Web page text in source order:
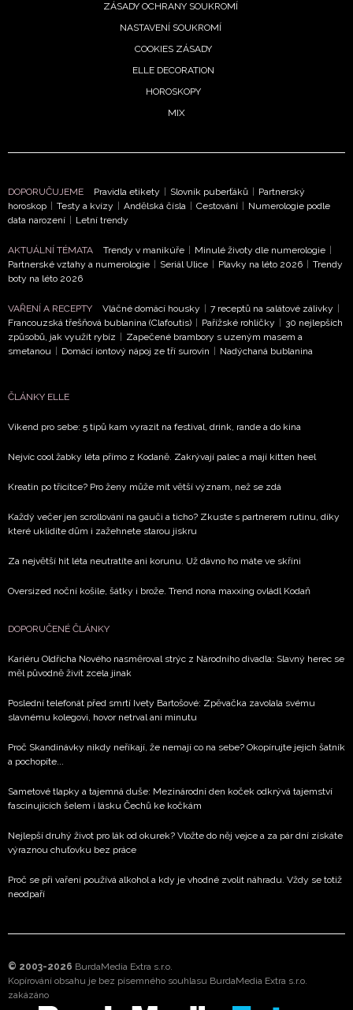
ZÁSADY OCHRANY SOUKROMÍ
NASTAVENÍ SOUKROMÍ
COOKIES ZÁSADY
ELLE DECORATION
HOROSKOPY
MIX
DOPORUČUJEME Pravidla etikety Slovník puberťáků
Partnerský
horoskop
Testy a kvízy Andělská čísla Cestování
Numerologie podle
data narození
Letní trendy
AKTUÁLNÍ TÉMATA Trendy v manikúře Minulé životy dle numerologie
Partnerské vztahy a numerologie
Seriál Ulice Plavky na léto 2026
Trendy
boty na léto 2026
VAŘENÍ A RECEPTY Vláčné domácí housky 7 receptů na salátové zálivky
Francouzská třešňová bublanina (Clafoutis)
Pařížské rohlíčky
30 nejlepších
způsobů, jak využít rybíz
Zapečené brambory s uzeným masem a
smetanou
Domácí iontový nápoj ze tří surovin Nadýchaná bublanina
ČLÁNKY ELLE
Víkend pro sebe: 5 tipů kam vyrazit na festival, drink, rande a do kina
Nejvíc cool žabky léta přímo z Kodaně. Zakrývají palec a mají kitten heel
Kreatin po třicítce? Pro ženy může mít větší význam, než se zdá
Každý večer jen scrollování na gauči a ticho? Zkuste s partnerem rutinu, díky
které uklidíte dům i zažehnete starou jiskru
Za největší hit léta neutratíte ani korunu. Už dávno ho máte ve skříni
Oversized noční košile, šátky i brože. Trend nona maxxing ovládl Kodaň
DOPORUČENÉ ČLÁNKY
Kariéru Oldřicha Nového nasměroval strýc z Národního divadla: Slavný herec se
měl původně živit zcela jinak
Poslední telefonát před smrtí Ivety Bartošové: Zpěvačka zavolala svému
slavnému kolegovi, hovor netrval ani minutu
Proč Skandinávky nikdy neříkají, že nemají co na sebe? Okopírujte jejich šatník
a pochopíte...
Sametové tlapky a tajemná duše: Mezinárodní den koček odkrývá tajemství
fascinujících šelem i lásku Čechů ke kočkám
Nejlepší druhý život pro lák od okurek? Vložte do něj vejce a za pár dní získáte
výraznou chuťovku bez práce
Proč se při vaření používá alkohol a kdy je vhodné zvolit náhradu. Vždy se totiž
neodpaří
© 2003-2026 BurdaMedia Extra s.r.o.
Kopírování obsahu je bez písemného souhlasu BurdaMedia Extra s.r.o.
zakázáno